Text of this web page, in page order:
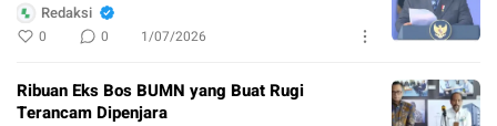
Redaksi
0 0 1/07/2026
Ribuan Eks Bos BUMN yang Buat Rugi
Terancam Dipenjara